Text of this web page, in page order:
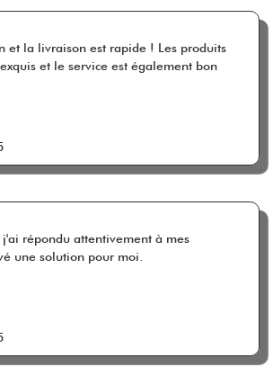
et la livraison est rapide ! Les produits
et le service est également bon
j'ai répondu attentivement à mes
une solution pour moi.